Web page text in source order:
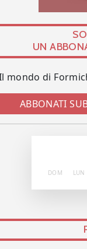
UN
mondo di
ABBONATI
DOM LUN